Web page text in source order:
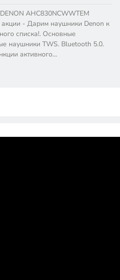
AHC830NCWWTEM
акции - Дарим наушники Denon к
списка!. Основные
наушники TWS. Bluetooth 5.0.
активного…